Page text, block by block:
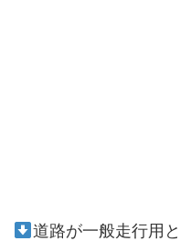
道路が一般走行用